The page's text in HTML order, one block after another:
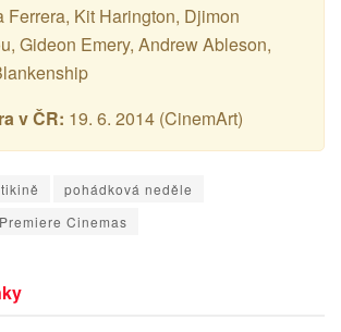
Ferrera, Kit Harington, Djimon
Gideon Emery, Andrew Ableson,
v ČR: 19. 6. 2014 (CinemArt)
pohádková neděle
Premiere Cinemas